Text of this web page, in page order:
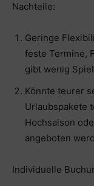
Nachteile:
Geringe
feste Termine,
gibt wenig
Könnte teurer
Urlaubspakete
Hochsaison
angeboten
Individuelle